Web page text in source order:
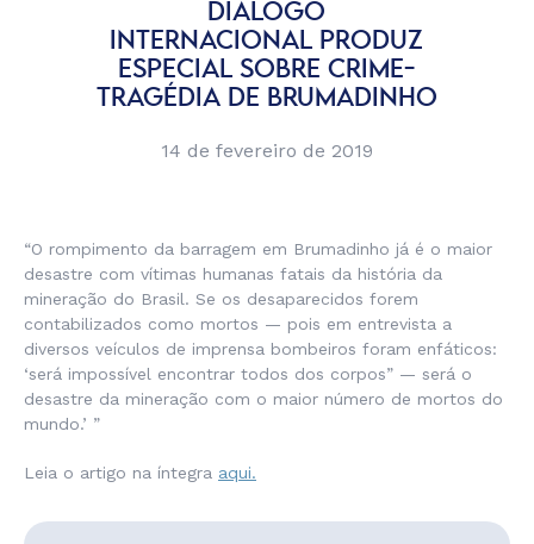
DIÁLOGO
INTERNACIONAL PRODUZ
ESPECIAL SOBRE CRIME-
TRAGÉDIA DE BRUMADINHO
14 de fevereiro de 2019
“O rompimento da barragem em Brumadinho já é o maior
desastre com vítimas humanas fatais da história da
mineração do Brasil. Se os desaparecidos forem
contabilizados como mortos — pois em entrevista a
diversos veículos de imprensa bombeiros foram enfáticos:
‘será impossível encontrar todos dos corpos” — será o
desastre da mineração com o maior número de mortos do
mundo.’ ”
Leia o artigo na íntegra aqui.